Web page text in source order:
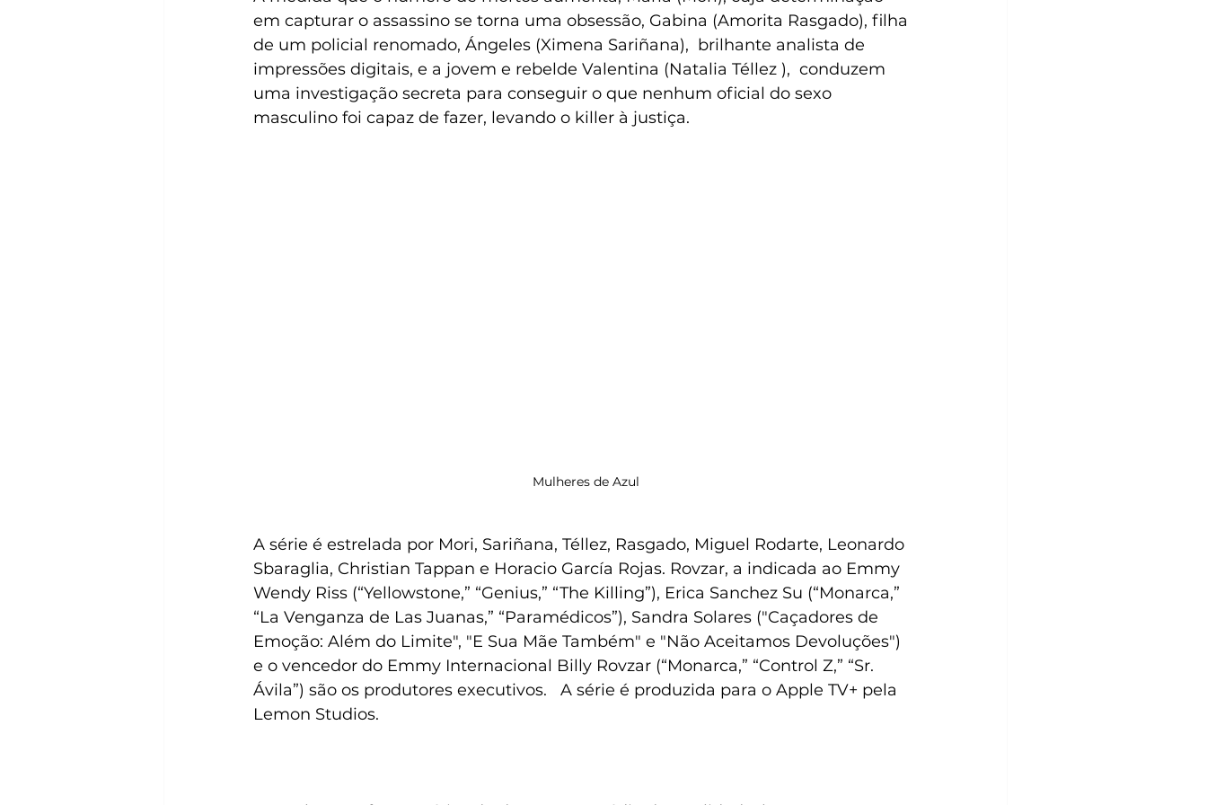
em capturar o assassino se torna uma obsessão, Gabina (Amorita Rasgado), filha
de um policial renomado, Ángeles (Ximena Sariñana),  brilhante analista de
impressões digitais, e a jovem e rebelde Valentina (Natalia Téllez ),  conduzem
uma investigação secreta para conseguir o que nenhum oficial do sexo
masculino foi capaz de fazer, levando o killer à justiça.
Mulheres de Azul
A série é estrelada por Mori, Sariñana, Téllez, Rasgado, Miguel Rodarte, Leonardo
Sbaraglia, Christian Tappan e Horacio García Rojas. Rovzar, a indicada ao Emmy
Wendy Riss (“Yellowstone,” “Genius,” “The Killing”), Erica Sanchez Su (“Monarca,”
“La Venganza de Las Juanas,” “Paramédicos”), Sandra Solares ("Caçadores de
Emoção: Além do Limite", "E Sua Mãe Também" e "Não Aceitamos Devoluções")
e o vencedor do Emmy Internacional Billy Rovzar (“Monarca,” “Control Z,” “Sr.
Ávila”) são os produtores executivos.   A série é produzida para o Apple TV+ pela
Lemon Studios.